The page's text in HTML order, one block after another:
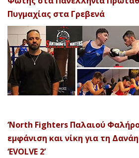
Πυγμαχίας στα Γρεβενά
‘North Fighters Παλαιού
εμφάνιση και νίκη για τη
‘EVOLVE 2’